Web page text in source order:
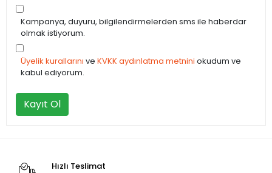
Kampanya, duyuru, bilgilendirmelerden sms ile haberdar
olmak istiyorum.
Üyelik kurallarını ve KVKK aydınlatma metnini okudum ve
kabul ediyorum.
Kayıt Ol
Hızlı Teslimat